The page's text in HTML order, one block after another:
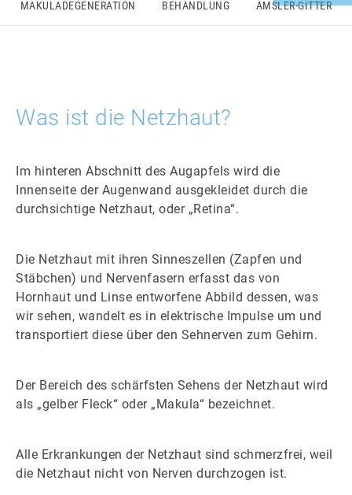
MAKULADEGENERATION BEHANDLUNG AMSLER-GITTER
Was ist die Netzhaut?
Im hinteren Abschnitt des Augapfels wird die
Innenseite der Augenwand ausgekleidet durch die
durchsichtige Netzhaut, oder „Retina“.
Die Netzhaut mit ihren Sinneszellen (Zapfen und
Stäbchen) und Nervenfasern erfasst das von
Hornhaut und Linse entworfene Abbild dessen, was
wir sehen, wandelt es in elektrische Impulse um und
transportiert diese über den Sehnerven zum Gehirn.
Der Bereich des schärfsten Sehens der Netzhaut wird
als „gelber Fleck“ oder „Makula“ bezeichnet.
Alle Erkrankungen der Netzhaut sind schmerzfrei, weil
die Netzhaut nicht von Nerven durchzogen ist.